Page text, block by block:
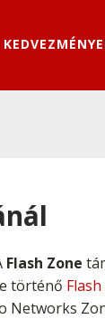
Flash Zone
történő Flash
Networks